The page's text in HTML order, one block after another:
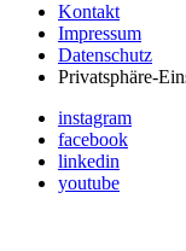
Kontakt
Impressum
Datenschutz
Privatsphäre-
instagram
facebook
linkedin
youtube